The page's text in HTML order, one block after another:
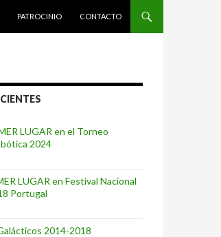
PATROCINIO CONTACTO
LUGAR en el Torneo
2024
LUGAR en Festival Nacional
Portugal
2014-2018